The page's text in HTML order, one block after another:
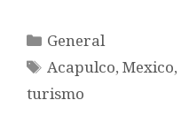
Categorías
General
Etiquetas
Acapulco,Mexico,
turismo